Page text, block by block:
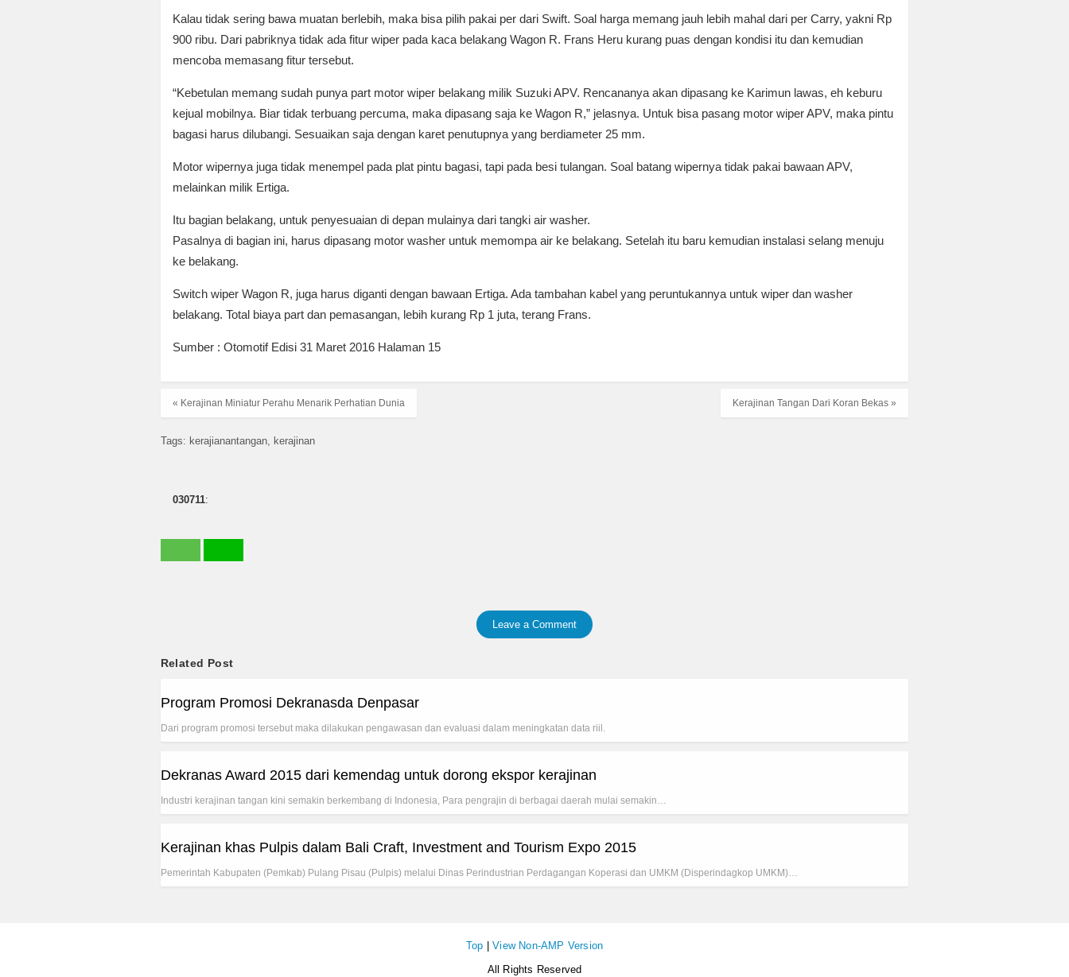
Kalau tidak sering bawa muatan berlebih, maka bisa pilih pakai per dari Swift. Soal harga memang jauh lebih mahal dari per Carry, yakni Rp
900 ribu. Dari pabriknya tidak ada fitur wiper pada kaca belakang Wagon R. Frans Heru kurang puas dengan kondisi itu dan kemudian
mencoba memasang fitur tersebut.
“Kebetulan memang sudah punya part motor wiper belakang milik Suzuki APV. Rencananya akan dipasang ke Karimun lawas, eh keburu
kejual mobilnya. Biar tidak terbuang percuma, maka dipasang saja ke Wagon R,” jelasnya. Untuk bisa pasang motor wiper APV, maka pintu
bagasi harus dilubangi. Sesuaikan saja dengan karet penutupnya yang berdiameter 25 mm.
Motor wipernya juga tidak menempel pada plat pintu bagasi, tapi pada besi tulangan. Soal batang wipernya tidak pakai bawaan APV,
melainkan milik Ertiga.
Itu bagian belakang, untuk penyesuaian di depan mulainya dari tangki air washer.
Pasalnya di bagian ini, harus dipasang motor washer untuk memompa air ke belakang. Setelah itu baru kemudian instalasi selang menuju
ke belakang.
Switch wiper Wagon R, juga harus diganti dengan bawaan Ertiga. Ada tambahan kabel yang peruntukannya untuk wiper dan washer
belakang. Total biaya part dan pemasangan, lebih kurang Rp 1 juta, terang Frans.
Sumber : Otomotif Edisi 31 Maret 2016 Halaman 15
Kerajinan Tangan Dari Koran Bekas »
« Kerajinan Miniatur Perahu Menarik Perhatian Dunia
Tags: kerajianantangan kerajinan
030711:
Leave a Comment
Related Post
Program Promosi Dekranasda Denpasar
Dari program promosi tersebut maka dilakukan pengawasan dan evaluasi dalam meningkatan data riil.
Dekranas Award 2015 dari kemendag untuk dorong ekspor kerajinan
Industri kerajinan tangan kini semakin berkembang di Indonesia, Para pengrajin di berbagai daerah mulai semakin…
Kerajinan khas Pulpis dalam Bali Craft, Investment and Tourism Expo 2015
Pemerintah Kabupaten (Pemkab) Pulang Pisau (Pulpis) melalui Dinas Perindustrian Perdagangan Koperasi dan UMKM (Disperindagkop UMKM)…
Top |View Non-AMP Version
All Rights Reserved